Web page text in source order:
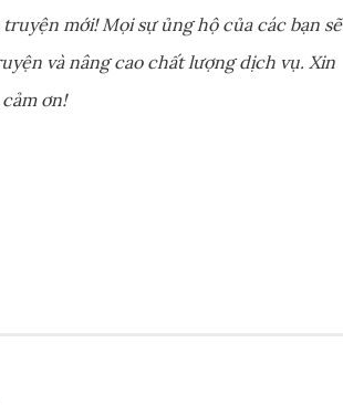
mới! Mọi sự ủng hộ của các bạn sẽ
và nâng cao chất lượng dịch vụ. Xin
ơn!